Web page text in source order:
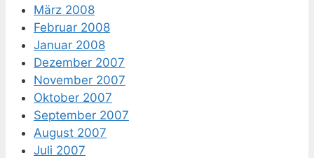
März 2008
Februar 2008
Januar 2008
Dezember 2007
November 2007
Oktober 2007
September 2007
August 2007
Juli 2007